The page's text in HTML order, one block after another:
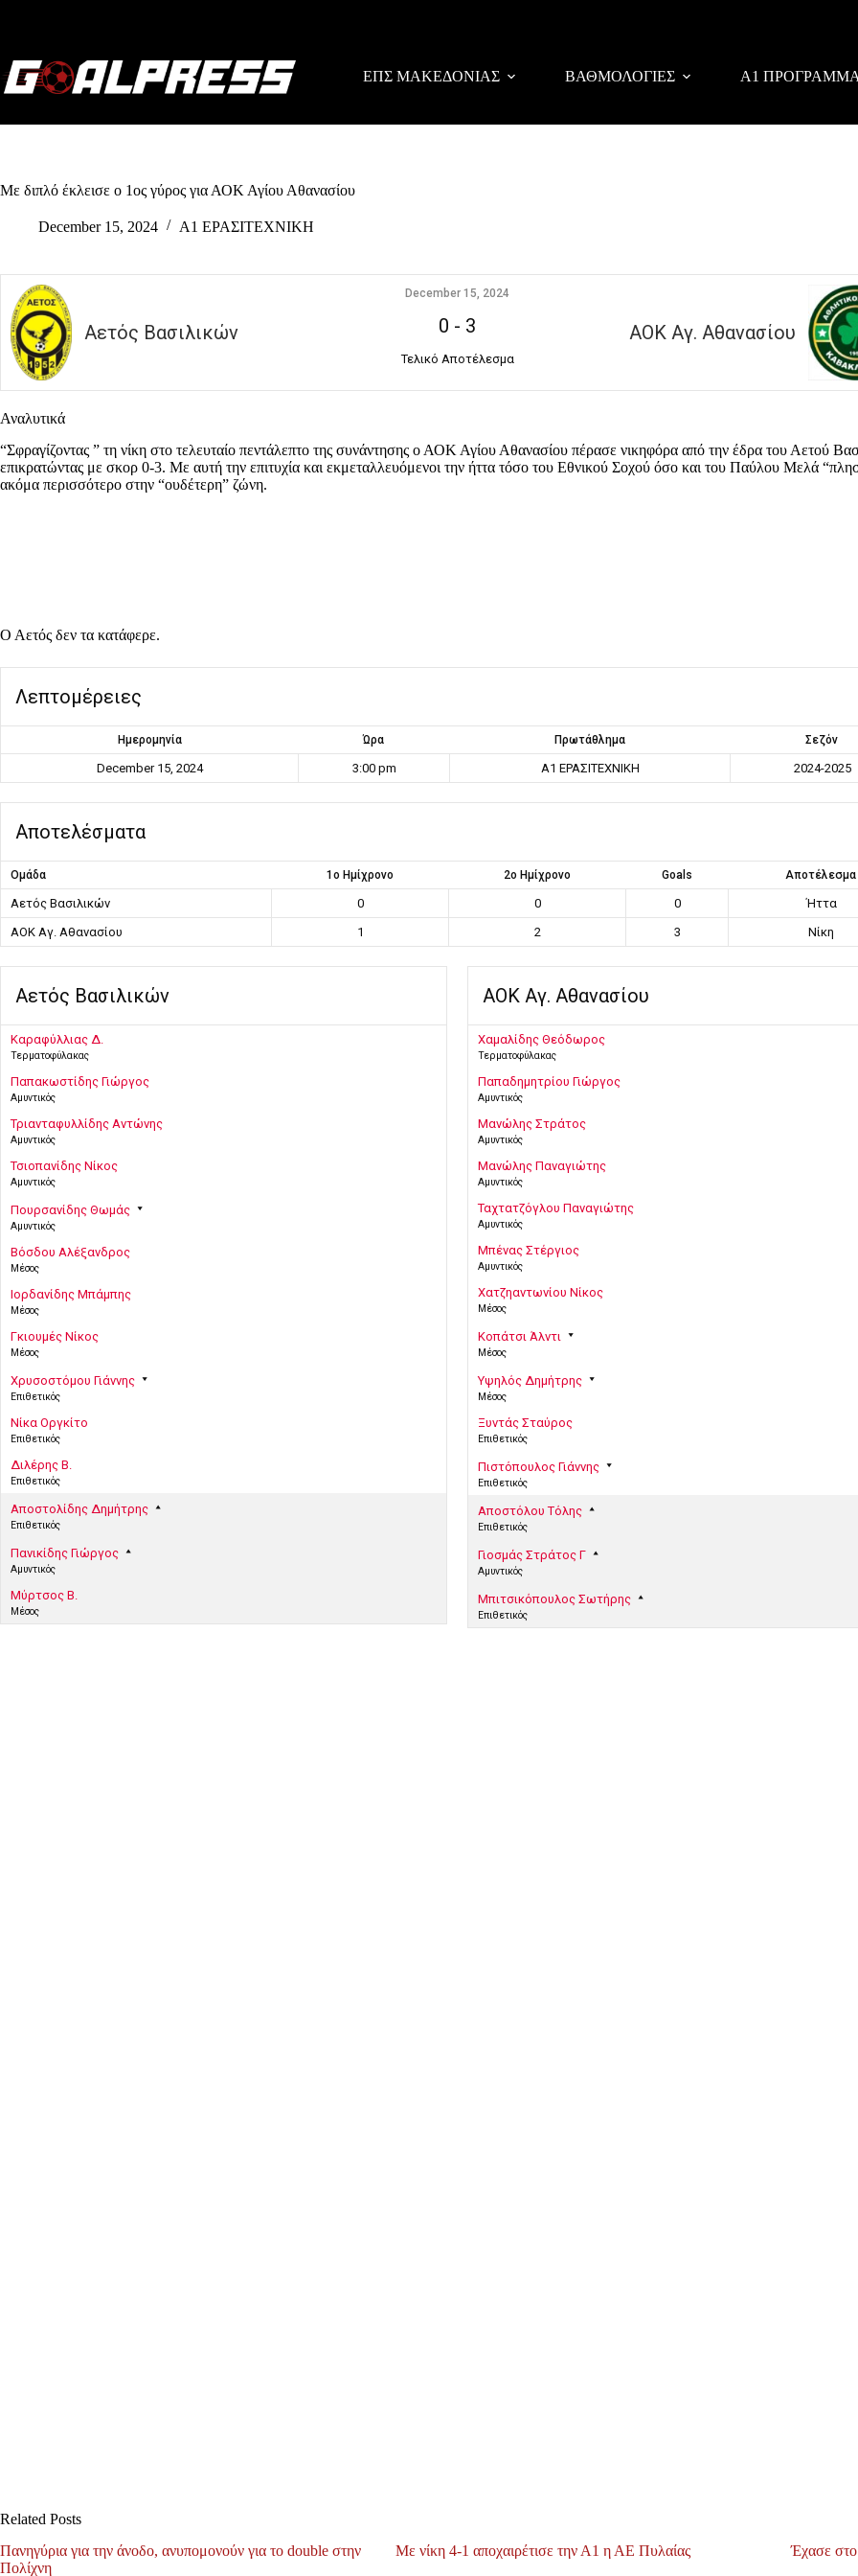
ΕΠΣ ΜΑΚΕΔΟΝΙΑΣ ΒΑΘΜΟΛΟΓΙΕΣ Α1
Με διπλό έκλεισε ο 1ος γύρος για ΑΟΚ Αγίου Αθανασίου
December 15, 2024 Α1 ΕΡΑΣΙΤΕΧΝΙΚΗ
Αετός Βασιλικών ΑΟΚ Αγ. Αθανασίου
December 15, 2024
0 - 3
Τελικό Αποτέλεσμα
Αναλυτικά
“Σφραγίζοντας ” τη νίκη στο τελευταίο πεντάλεπτο της συνάντησης ο ΑΟΚ Αγίου Αθανασίου πέρασε νικηφόρα από την έδρα του Αετού
επικρατώντας με σκορ 0-3. Με αυτή την επιτυχία και εκμεταλλευόμενοι την ήττα τόσο του Εθνικού Σοχού όσο και του Παύλου Μελά
ακόμα περισσότερο στην “ουδέτερη” ζώνη.
Ο Αετός δεν τα κατάφερε.
Λεπτομέρειες
Ημερομηνία Ώρα Πρωτάθλημα Σεζόν
December 15, 2024 3:00 pm Α1 ΕΡΑΣΙΤΕΧΝΙΚΗ 2024-2025
Αποτελέσματα
Ομάδα 1ο Ημίχρονο 2ο Ημίχρονο Goals Αποτέλεσμα
Αετός Βασιλικών 0 0 0
Ήττα
ΑΟΚ Αγ. Αθανασίου
1 2 3 Νίκη
Αετός Βασιλικών
Καραφύλλιας Δ.
Τερματοφύλακας
Παπακωστίδης Γιώργος
Αμυντικός
Τριανταφυλλίδης Αντώνης
Αμυντικός
Τσιοπανίδης Νίκος
Αμυντικός
Πουρσανίδης Θωμάς
Αμυντικός
Βόσδου Αλέξανδρος
Μέσος
Ιορδανίδης Μπάμπης
Μέσος
Γκιουμές Νίκος
Μέσος
Χρυσοστόμου Γιάννης
Επιθετικός
Νίκα Οργκίτο
Επιθετικός
Διλέρης Β.
Επιθετικός
Αποστολίδης Δημήτρης
Επιθετικός
Πανικίδης Γιώργος
Αμυντικός
Μύρτσος Β.
Μέσος
ΑΟΚ Αγ. Αθανασίου
Χαμαλίδης Θεόδωρος
Τερματοφύλακας
Παπαδημητρίου Γιώργος
Αμυντικός
Μανώλης Στράτος
Αμυντικός
Μανώλης Παναγιώτης
Αμυντικός
Ταχτατζόγλου Παναγιώτης
Αμυντικός
Μπένας Στέργιος
Αμυντικός
Χατζηαντωνίου Νίκος
Μέσος
Κοπάτσι Άλντι
Μέσος
Υψηλός Δημήτρης
Μέσος
Ξυντάς Σταύρος
Επιθετικός
Πιστόπουλος Γιάννης
Επιθετικός
Αποστόλου Τόλης
Επιθετικός
Γιοσμάς Στράτος Γ
Αμυντικός
Μπιτσικόπουλος Σωτήρης
Επιθετικός
Related Posts
Πανηγύρια για την άνοδο, ανυπομονούν για το double στην
Πολίχνη
Με νίκη 4-1 αποχαιρέτισε την Α1 η ΑΕ Πυλαίας
Έχασε